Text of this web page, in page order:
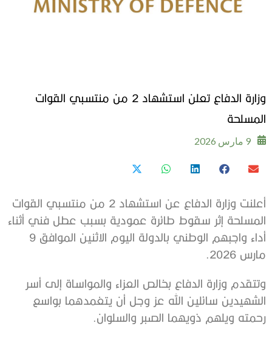
وزارة الدفاع تعلن استشهاد 2 من منتسبي القوات
المسلحة
9 مارس 2026
أعلنت وزارة الدفاع عن استشهاد 2 من منتسبي القوات
المسلحة إثر سقوط طائرة عمودية بسبب عطل فني أثناء
أداء واجبهم الوطني بالدولة اليوم الاثنين الموافق 9
مارس 2026.
وتتقدم وزارة الدفاع بخالص العزاء والمواساة إلى أسر
الشهيدين سائلين الله عز وجل أن يتغمدهما بواسع
رحمته ويلهم ذويهما الصبر والسلوان.